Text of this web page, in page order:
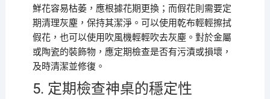
鮮花容易枯萎，應根據花期更換；而假花則需要定
期清理灰塵，保持其潔淨。可以使用乾布輕輕擦拭
假花，也可以使用吹風機輕輕吹去灰塵。對於金屬
或陶瓷的裝飾物，應定期檢查是否有污漬或損壞，
及時清潔並修復。
5. 定期檢查神桌的穩定性